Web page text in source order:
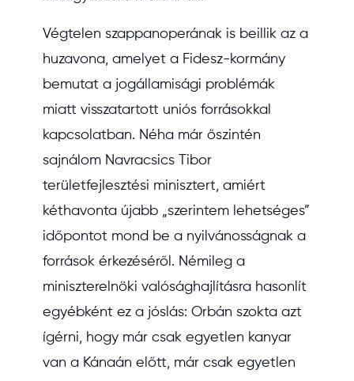
Végtelen szappanoperának is beillik az a
huzavona, amelyet a Fidesz-kormány
bemutat a jogállamisági problémák
miatt visszatartott uniós forrásokkal
kapcsolatban. Néha már őszintén
sajnálom Navracsics Tibor
területfejlesztési minisztert, amiért
kéthavonta újabb „szerintem lehetséges”
időpontot mond be a nyilvánosságnak a
források érkezéséről. Némileg a
miniszterelnöki valósághajlításra hasonlít
egyébként ez a jóslás: Orbán szokta azt
ígérni, hogy már csak egyetlen kanyar
van a Kánaán előtt, már csak egyetlen